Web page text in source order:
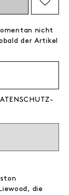
nicht
der Artikel
die